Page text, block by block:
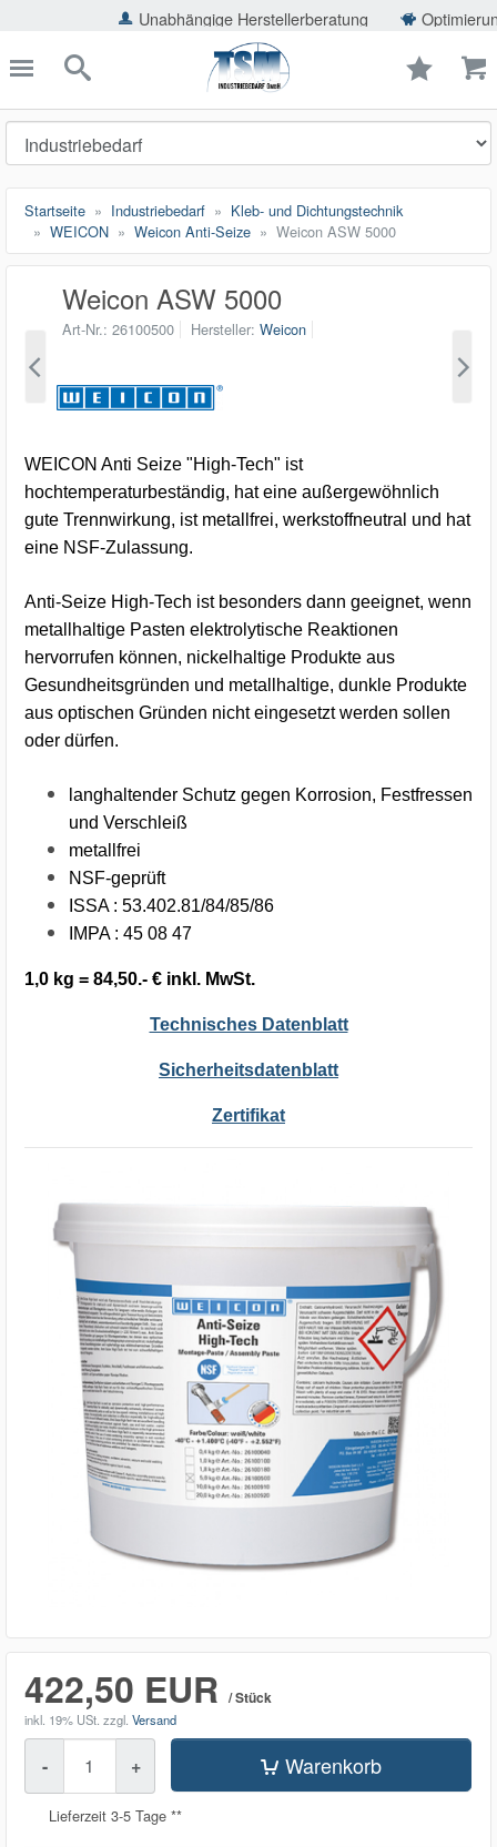
Unabhängige Herstellerberatung Optimierung der
schließen
Suche
Startseite Industriebedarf
Kleb- und Dichtungstechnik
WEICON
Weicon Anti-Seize Weicon ASW 5000
Weicon ASW 5000
Art-Nr. 26100500 Hersteller Weicon
WEICON Anti Seize "High-Tech" ist
hochtemperaturbeständig, hat eine außergewöhnlich
gute Trennwirkung, ist metallfrei, werkstoffneutral und hat
eine NSF-Zulassung.
Anti-Seize High-Tech ist besonders dann geeignet, wenn
metallhaltige Pasten elektrolytische Reaktionen
hervorrufen können, nickelhaltige Produkte aus
Gesundheitsgründen und metallhaltige, dunkle Produkte
aus optischen Gründen nicht eingesetzt werden sollen
oder dürfen.
langhaltender Schutz gegen Korrosion, Festfressen
und Verschleiß
metallfrei
NSF-geprüft
ISSA : 53.402.81/84/85/86
IMPA : 45 08 47
1,0 kg = 84,50.- € inkl. MwSt.
Technisches Datenblatt
Sicherheitsdatenblatt
Zertifikat
422,50 EUR / Stück
inkl. 19% USt. zzgl. Versand
- + Warenkorb
Lieferzeit 3-5 Tage **